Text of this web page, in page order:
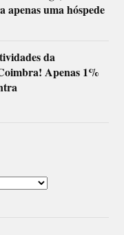
apenas uma hóspede
da
Apenas 1%